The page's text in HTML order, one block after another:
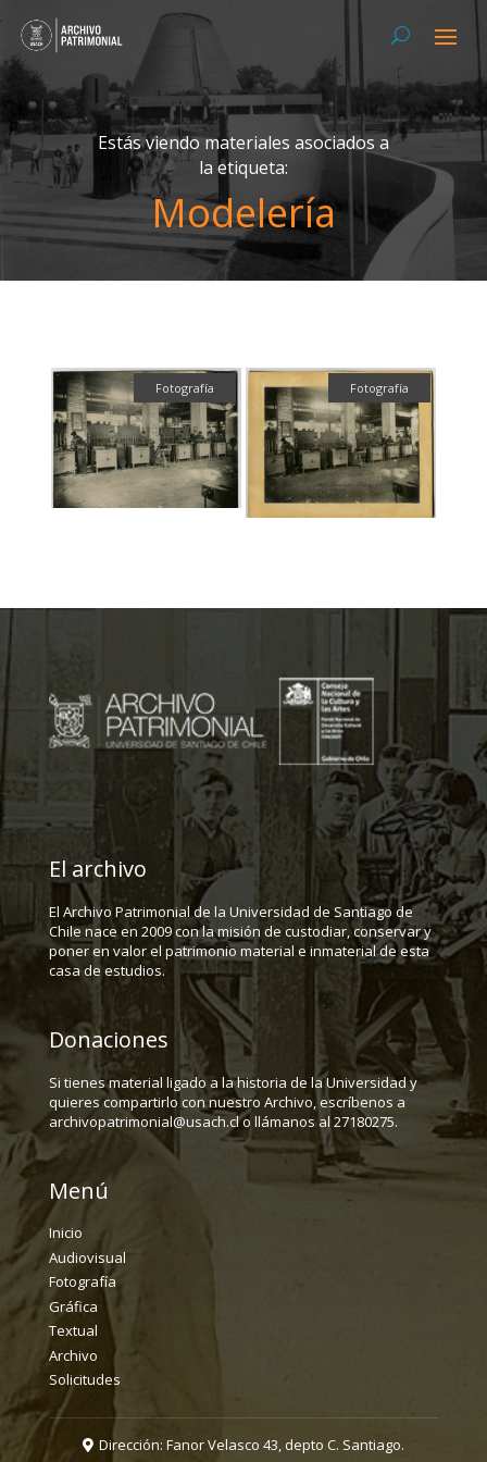
Estás viendo materiales asociados a
la etiqueta:
Modelería
Fotografía Fotografía
El archivo
El Archivo Patrimonial de la Universidad de Santiago de
Chile nace en 2009 con la misión de custodiar, conservar y
poner en valor el patrimonio material e inmaterial de esta
casa de estudios.
Donaciones
Si tienes material ligado a la historia de la Universidad y
quieres compartirlo con nuestro Archivo, escríbenos a
archivopatrimonial@usach.cl o llámanos al 27180275.
Menú
Inicio
Audiovisual
Fotografía
Gráfica
Textual
Archivo
Solicitudes
Dirección: Fanor Velasco 43, depto C. Santiago.